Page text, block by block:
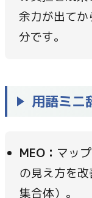
余力が出て
分です。
用語ミニ
MEO： マッ
の見え方を
集合体）。